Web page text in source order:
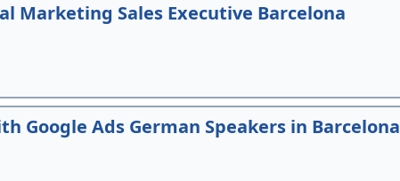
Marketing Sales Executive Barcelona
Google Ads German Speakers in Barcelona